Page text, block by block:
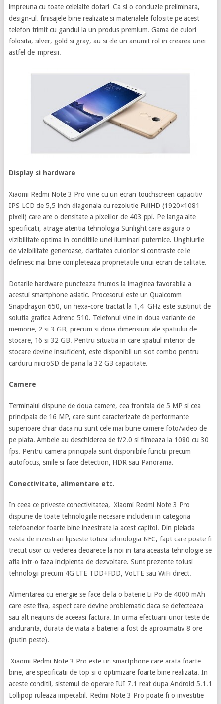
impreuna cu toate celelalte dotari. Ca si o concluzie preliminara,
design-ul, finisajele bine realizate si materialele folosite pe acest
telefon trimit cu gandul la un produs premium. Gama de culori
folosita, silver, gold si gray, au si ele un anumit rol in crearea unei
astfel de impresii.
Display si hardware
Xiaomi Redmi Note 3 Pro vine cu un ecran touchscreen capacitiv
IPS LCD de 5,5 inch diagonala cu rezolutie FullHD (1920×1081
pixeli) care are o densitate a pixelilor de 403 ppi. Pe langa alte
specificatii, atrage atentia tehnologia Sunlight care asigura o
vizibilitate optima in conditiile unei iluminari puternice. Unghiurile
de vizibilitate generoase, claritatea culorilor si contraste ce le
definesc mai bine completeaza proprietatile unui ecran de calitate.
Dotarile hardware puncteaza frumos la imaginea favorabila a
acestui smartphone asiatic. Procesorul este un Qualcomm
Snapdragon 650, un hexa-core tractat la 1,4 GHz este sustinut de
solutia grafica Adreno 510. Telefonul vine in doua variante de
memorie, 2 si 3 GB, precum si doua dimensiuni ale spatiului de
stocare, 16 si 32 GB. Pentru situatia in care spatiul interior de
stocare devine insuficient, este disponibil un slot combo pentru
carduru microSD de pana la 32 GB capacitate.
Camere
Terminalul dispune de doua camere, cea frontala de 5 MP si cea
principala de 16 MP, care sunt caracterizate de performante
superioare chiar daca nu sunt cele mai bune camere foto/video de
pe piata. Ambele au deschiderea de f/2.0 si filmeaza la 1080 cu 30
fps. Pentru camera principala sunt disponibile functii precum
autofocus, smile si face detection, HDR sau Panorama.
Conectivitate, alimentare etc.
In ceea ce priveste conectivitatea, Xiaomi Redmi Note 3 Pro
dispune de toate tehnologiile necesare includerii in categoria
telefoanelor foarte bine inzestrate la acest capitol. Din pleiada
vasta de inzestrari lipseste totusi tehnologia NFC, fapt care poate fi
trecut usor cu vederea deoarece la noi in tara aceasta tehnologie se
afla intr-o faza incipienta de dezvoltare. Sunt prezente totusi
tehnologii precum 4G LTE TDD+FDD, VoLTE sau WiFi direct.
Alimentarea cu energie se face de la o baterie Li Po de 4000 mAh
care este fixa, aspect care devine problematic daca se defecteaza
sau alt neajuns de aceeasi factura. In urma efectuarii unor teste de
anduranta, durata de viata a bateriei a fost de aproximativ 8 ore
(putin peste).
Xiaomi Redmi Note 3 Pro este un smartphone care arata foarte
bine, are specificatii de top si o optimizare foarte bine realizata. In
aceste conditii, sistemul de operare IUI 7.1 reat dupa Android 5.1.1
Lollipop ruleaza impecabil. Redmi Note 3 Pro poate fi o investitie